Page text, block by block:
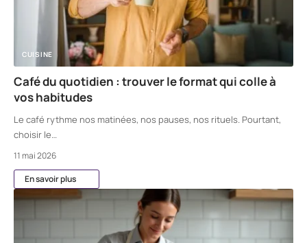
CUISINE
Café du quotidien : trouver le format qui colle à
vos habitudes
Le café rythme nos matinées, nos pauses, nos rituels. Pourtant,
choisir le…
11 mai 2026
En savoir plus